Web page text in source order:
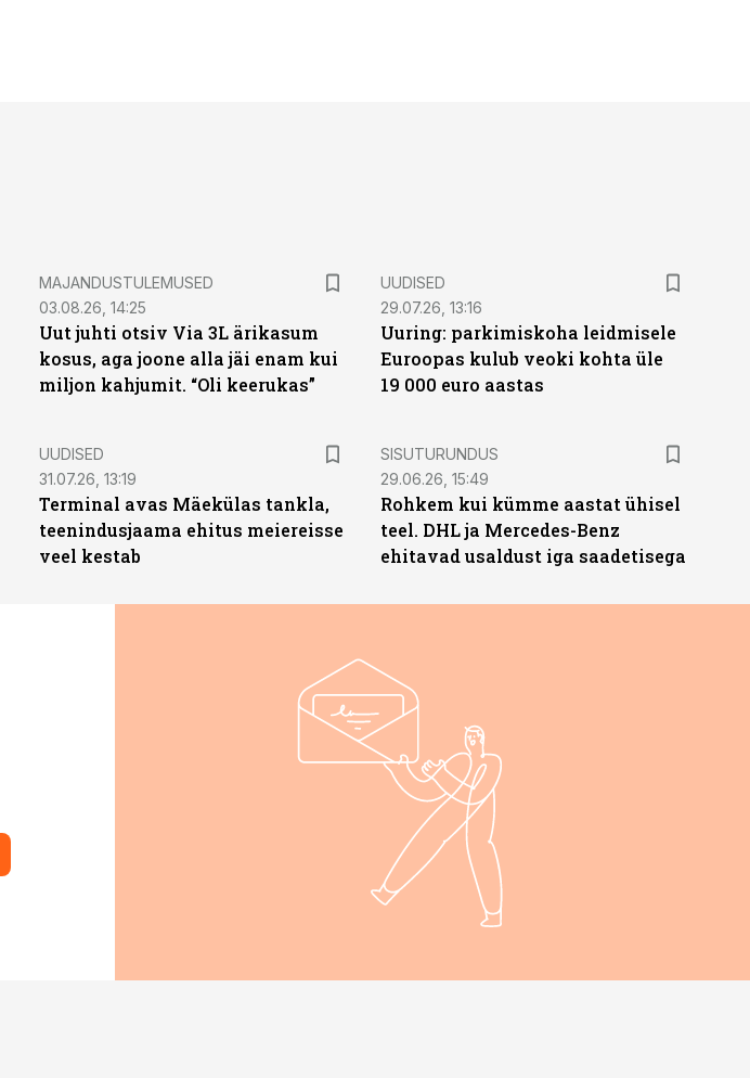
MAJANDUSTULEMUSED
03.08.26, 14:25
Uut juhti otsiv Via 3L ärikasum
kosus, aga joone alla jäi enam kui
miljon kahjumit. “Oli keerukas”
UUDISED
29.07.26, 13:16
Uuring: parkimiskoha leidmisele
Euroopas kulub veoki kohta üle
19 000 euro aastas
UUDISED
31.07.26, 13:19
Terminal avas Mäekülas tankla,
teenindusjaama ehitus meiereisse
veel kestab
ST
SISUTURUNDUS
29.06.26, 15:49
Rohkem kui kümme aastat ühisel
teel. DHL ja Mercedes-Benz
ehitavad usaldust iga saadetisega